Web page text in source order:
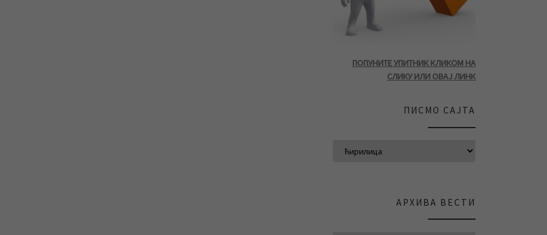
ПОПУНИТЕ УПИТНИК КЛИКОМ НА
СЛИКУ ИЛИ ОВАЈ ЛИНК
ПИСМО САЈТА
АРХИВА ВЕСТИ